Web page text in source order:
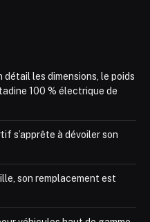
détail les dimensions, le poids
100 % électrique de
s’apprête à dévoiler son
son remplacement est